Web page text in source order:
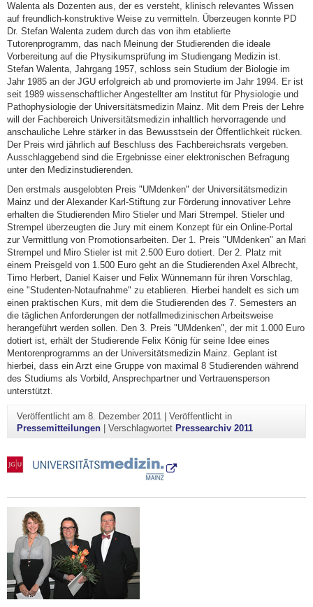
Walenta als Dozenten aus, der es versteht, klinisch relevantes Wissen
auf freundlich-konstruktive Weise zu vermitteln. Überzeugen konnte PD
Dr. Stefan Walenta zudem durch das von ihm etablierte
Tutorenprogramm, das nach Meinung der Studierenden die ideale
Vorbereitung auf die Physikumsprüfung im Studiengang Medizin ist.
Stefan Walenta, Jahrgang 1957, schloss sein Studium der Biologie im
Jahr 1985 an der JGU erfolgreich ab und promovierte im Jahr 1994. Er ist
seit 1989 wissenschaftlicher Angestellter am Institut für Physiologie und
Pathophysiologie der Universitätsmedizin Mainz. Mit dem Preis der Lehre
will der Fachbereich Universitätsmedizin inhaltlich hervorragende und
anschauliche Lehre stärker in das Bewusstsein der Öffentlichkeit rücken.
Der Preis wird jährlich auf Beschluss des Fachbereichsrats vergeben.
Ausschlaggebend sind die Ergebnisse einer elektronischen Befragung
unter den Medizinstudierenden.
Den erstmals ausgelobten Preis "UMdenken" der Universitätsmedizin
Mainz und der Alexander Karl-Stiftung zur Förderung innovativer Lehre
erhalten die Studierenden Miro Stieler und Mari Strempel. Stieler und
Strempel überzeugten die Jury mit einem Konzept für ein Online-Portal
zur Vermittlung von Promotionsarbeiten. Der 1. Preis "UMdenken" an Mari
Strempel und Miro Stieler ist mit 2.500 Euro dotiert. Der 2. Platz mit
einem Preisgeld von 1.500 Euro geht an die Studierenden Axel Albrecht,
Timo Herbert, Daniel Kaiser und Felix Wünnemann für ihren Vorschlag,
eine "Studenten-Notaufnahme" zu etablieren. Hierbei handelt es sich um
einen praktischen Kurs, mit dem die Studierenden des 7. Semesters an
die täglichen Anforderungen der notfallmedizinischen Arbeitsweise
herangeführt werden sollen. Den 3. Preis "UMdenken", der mit 1.000 Euro
dotiert ist, erhält der Studierende Felix König für seine Idee eines
Mentorenprogramms an der Universitätsmedizin Mainz. Geplant ist
hierbei, dass ein Arzt eine Gruppe von maximal 8 Studierenden während
des Studiums als Vorbild, Ansprechpartner und Vertrauensperson
unterstützt.
Veröffentlicht am 8. Dezember 2011 | Veröffentlicht in
Pressemitteilungen| Verschlagwortet Pressearchiv 2011